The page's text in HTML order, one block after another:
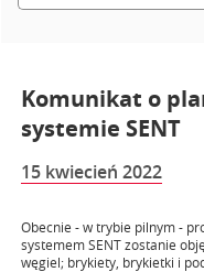
Komunikat o
systemie SENT
15 kwiecień 2022
Obecnie - w trybie pilnym -
systemem SENT zostanie
węgiel; brykiety, brykietki i